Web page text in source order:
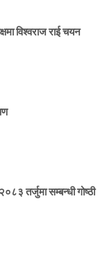
विश्वराज राई चयन
तर्जुमा सम्बन्धी गोष्ठी